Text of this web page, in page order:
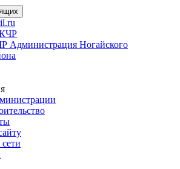
Администрация Ногайского